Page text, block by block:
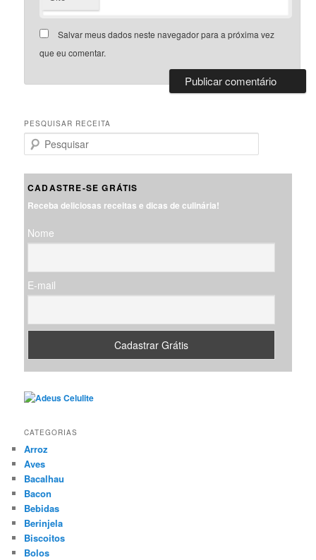
Salvar meus dados neste navegador para a próxima vez
que eu comentar.
PESQUISAR RECEITA
e
u
a
CADASTRE-SE GRÁTIS
Receba deliciosas receitas e dicas de culinária!
Nome
E-mail
CATEGORIAS
Arroz
Aves
Bacalhau
Bacon
Bebidas
Berinjela
Biscoitos
Bolos